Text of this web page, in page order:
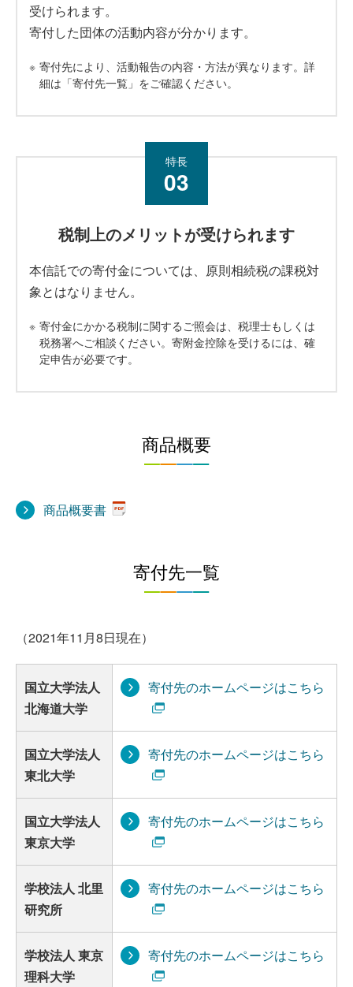
受けられます。
寄付した団体の活動内容が分かります。
※ 寄付先により、活動報告の内容・方法が異なります。詳
細は「寄付先一覧」をご確認ください。
特長
03
税制上のメリットが受けられます
本信託での寄付金については、原則相続税の課税対
象とはなりません。
※ 寄付金にかかる税制に関するご照会は、税理士もしくは
税務署へご相談ください。寄附金控除を受けるには、確
定申告が必要です。
商品概要
商品概要書
寄付先一覧
（2021年11月8日現在）
国立大学法人
北海道大学
寄付先のホームページはこちら
国立大学法人
東北大学
寄付先のホームページはこちら
国立大学法人
東京大学
寄付先のホームページはこちら
学校法人 北里
研究所
寄付先のホームページはこちら
学校法人 東京
理科大学
寄付先のホームページはこちら